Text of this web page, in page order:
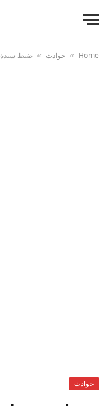
Home
» حوادث » ضبط سيدة
حوادث